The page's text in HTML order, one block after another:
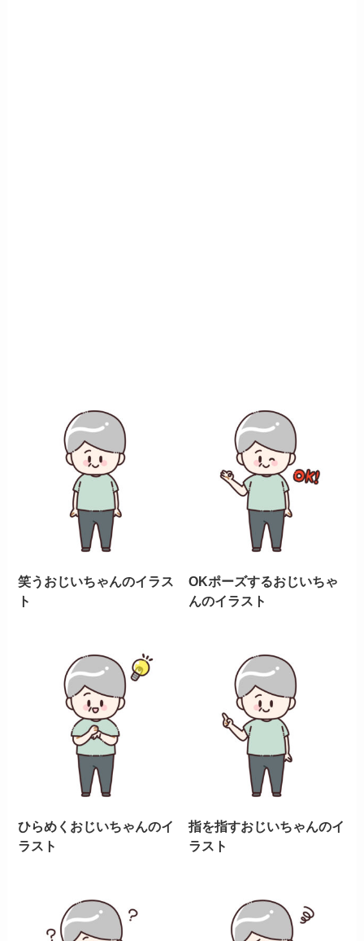
笑うおじいちゃんのイラス
ト
OKポーズするおじいちゃ
んのイラスト
ひらめくおじいちゃんのイ
ラスト
指を指すおじいちゃんのイ
ラスト